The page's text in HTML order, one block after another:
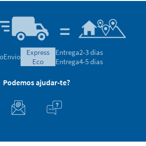
Envio
express
eco
Entrega2-3 dias
Entrega4-5 dias
Podemos ajudar-te?